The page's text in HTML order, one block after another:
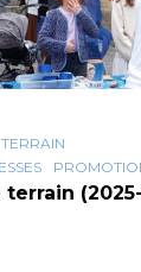
TERRAIN
terrain